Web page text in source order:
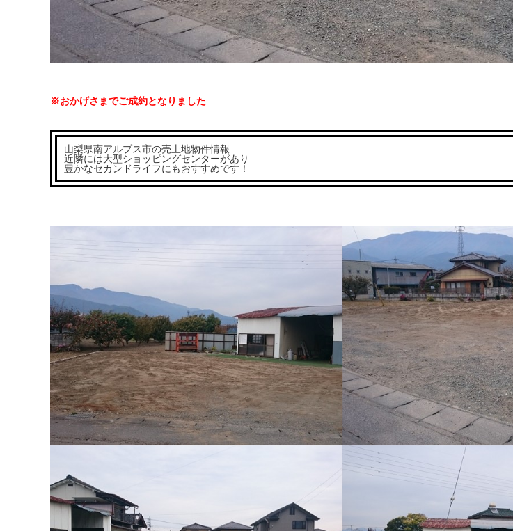
※おかげさまでご成約となりました
山梨県南アルプス市の売土地物件情報
近隣には大型ショッピングセンターがあり
豊かなセカンドライフにもおすすめです！